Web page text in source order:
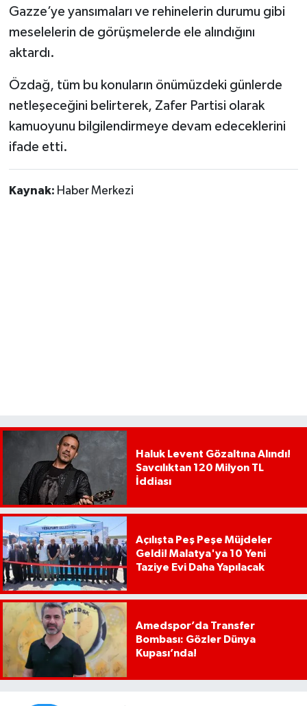
Gazze’ye yansımaları ve rehinelerin durumu gibi
meselelerin de görüşmelerde ele alındığını
aktardı.
Özdağ, tüm bu konuların önümüzdeki günlerde
netleşeceğini belirterek, Zafer Partisi olarak
kamuoyunu bilgilendirmeye devam edeceklerini
ifade etti.
Kaynak: Haber Merkezi
Haluk Levent Gözaltına Alındı!
Savcılıktan 120 Milyon TL
İddiası
Açılışta Peş Peşe Müjdeler
Geldi! Malatya'ya 10 Yeni
Taziye Evi Daha Yapılacak
Amedspor’da Transfer
Bombası: Gözler Dünya
Kupası’nda!